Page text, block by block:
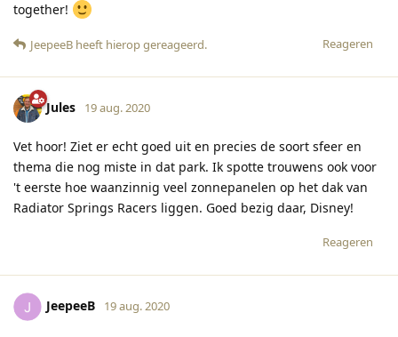
together!
Reageren
JeepeeB heeft hierop gereageerd.
Jules 19 aug. 2020
Vet hoor! Ziet er echt goed uit en precies de soort sfeer en
thema die nog miste in dat park. Ik spotte trouwens ook voor
't eerste hoe waanzinnig veel zonnepanelen op het dak van
Radiator Springs Racers liggen. Goed bezig daar, Disney!
Reageren
JeepeeB 19 aug. 2020